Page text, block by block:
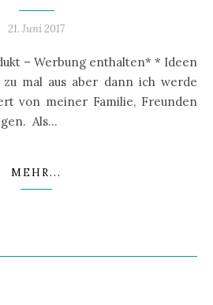
21. Juni 2017
mal aus aber dann ich werde
von meiner Familie, Freunden
Als…
MEHR...